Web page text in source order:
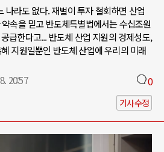
나라도 없다. 재벌이 투자 철회하면 산업
속을 믿고 반도체특별법에서는 수십조원
급한다고... 반도체 산업 지원의 경제성도,
지원일뿐인 반도체 산업에 우리의 미래
20:57 0
기사수정